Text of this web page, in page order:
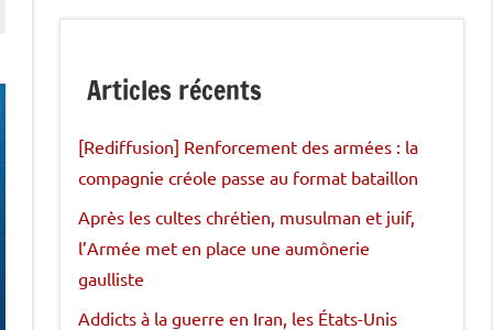
Articles récents
[Rediffusion] Renforcement des armées : la
compagnie créole passe au format bataillon
Après les cultes chrétien, musulman et juif,
l’Armée met en place une aumônerie
gaulliste
Addicts à la guerre en Iran, les États-Unis